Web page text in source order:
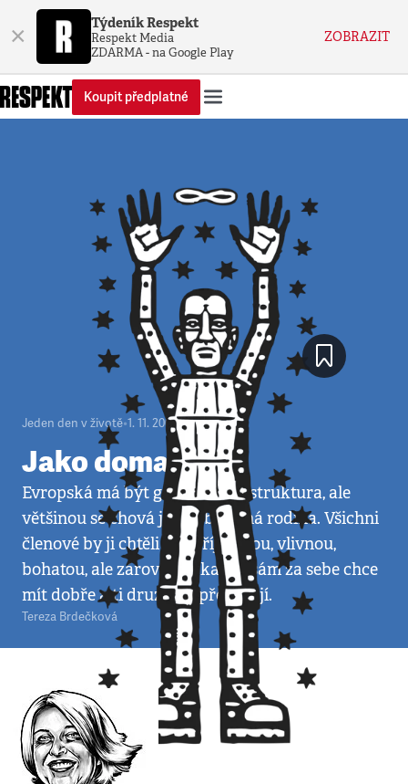
× Týdeník Respekt
Respekt Media
ZDARMA - na Google Play
ZOBRAZIT
Koupit předplatné
Jeden den v životě•1. 11. 2008•3minuty
Jako doma
Evropská má být geopolitická struktura, ale
většinou se chová jako obyčejná rodina. Všichni
členové by ji chtěli mít příjemnou, vlivnou,
bohatou, ale zároveň se každý sám za sebe chce
mít dobře a ti druzí mu překážejí.
Tereza Brdečková